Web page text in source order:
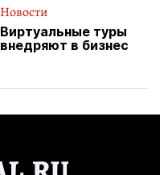
Новости
Виртуальные туры
внедряют в бизнес